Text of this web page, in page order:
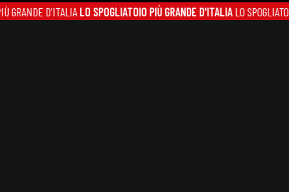
D'ITALIALO SPOGLIATOIO PIÙ GRANDE D'ITALIALO SPOGLIATOIO PIÙ